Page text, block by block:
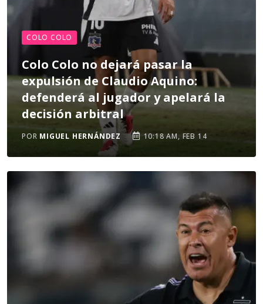
COLO COLO
Colo Colo no dejará pasar la
expulsión de Claudio Aquino:
defenderá al jugador y apelará la
decisión arbitral
POR MIGUEL HERNÁNDEZ 10:18 AM, FEB 14